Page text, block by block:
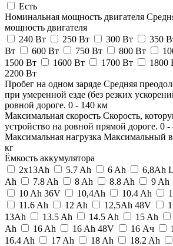
Есть
Номинальная мощность двигателя
мощность двигателя
240 Вт
250 Вт 300 Вт 350
Вт
600 Вт 750 Вт 800 Вт
1500 Вт
1600 Вт 1700 Вт 1800
2200 Вт
Пробег на одном заряде Средняя
при умеренной езде (без резких
ровной дороге. 0 - 140 км
Максимальная скорость Скорость,
устройство на ровной прямой дороге. 0 -
Максимальная нагрузка Максимальный
кг
Ёмкость аккумулятора
2x13Ah
5.7 Ah 6 Ah 6,8Ah
Ah
7.8 Ah 8 Ah 8.8 Ah 9 Ah
10 Ah 36V
10,4Ah 10.4 Ah
11.6 Ah
12 Ah 12,5Ah 48V
13Ah
13.5 Ah 14.5 Ah 15 Ah
Ah
16 Ah 16 Ah 48V 16 Ач
16.4 Ah
17 Ah 18 Ah 18.2 Ah